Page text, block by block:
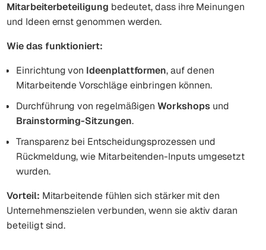
Mitarbeiterbeteiligung bedeutet, dass ihre Meinungen
und Ideen ernst genommen werden.
Wie das funktioniert:
Einrichtung von Ideenplattformen, auf denen
Mitarbeitende Vorschläge einbringen können.
Durchführung von regelmäßigenWorkshopsund
Brainstorming-Sitzungen.
Transparenz bei Entscheidungsprozessen und
Rückmeldung, wie Mitarbeitenden-Inputs umgesetzt
wurden.
Vorteil: Mitarbeitende fühlen sich stärker mit den
Unternehmenszielen verbunden, wenn sie aktiv daran
beteiligt sind.